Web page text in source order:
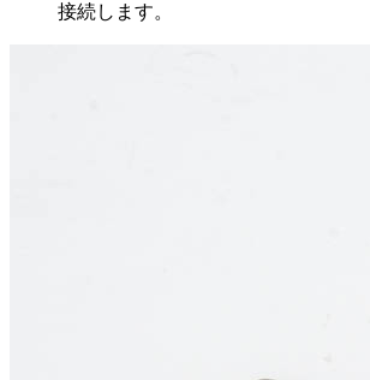
接続します。